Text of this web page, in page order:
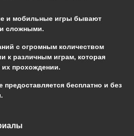
и мобильные игры бывают
сложными.
с огромным количеством
к различным играм, которая
их прохождении.
предоставляется бесплатно и без